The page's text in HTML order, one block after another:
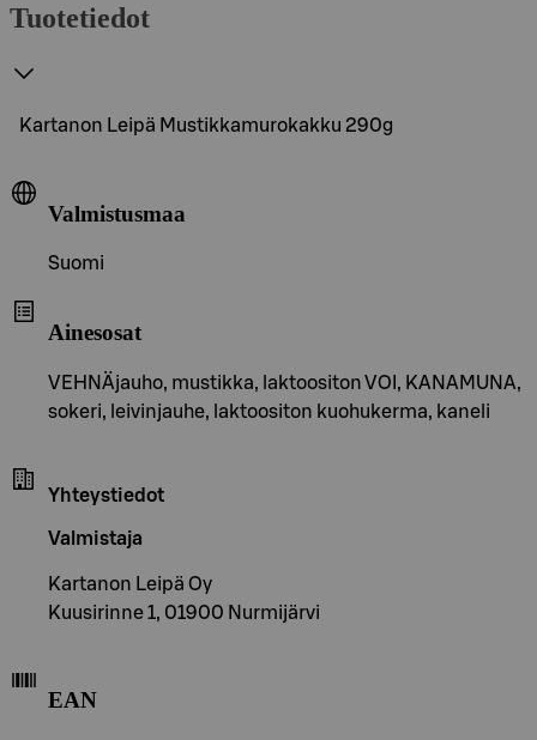
Tuotetiedot
Kartanon Leipä Mustikkamurokakku 290g
Valmistusmaa
Suomi
Ainesosat
VEHNÄjauho, mustikka, laktoositon VOI, KANAMUNA,
sokeri, leivinjauhe, laktoositon kuohukerma, kaneli
Yhteystiedot
Valmistaja
Kartanon Leipä Oy
Kuusirinne 1, 01900 Nurmijärvi
EAN